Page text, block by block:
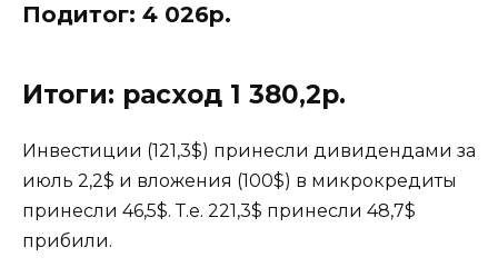
Подитог: 4 026р.
Итоги: расход 1 380,2р.
Инвестиции (121,3$) принесли дивидендами за
июль 2,2$ и вложения (100$) в микрокредиты
принесли 46,5$. Т.е. 221,3$ принесли 48,7$
прибили.